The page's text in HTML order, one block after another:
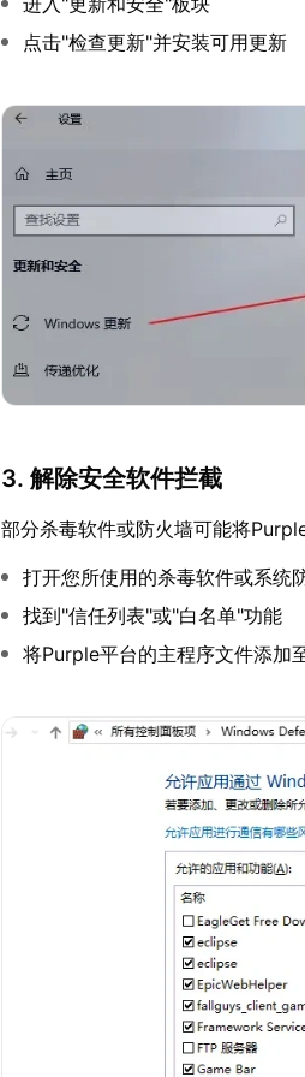
点击"检查更新"并安装可用更新
3. 解除安全软件拦截
部分杀毒软件或防火墙可能将
打开您所使用的杀毒软件或系统
找到"信任列表"或"白名单"功能
将Purple平台的主程序文件添加